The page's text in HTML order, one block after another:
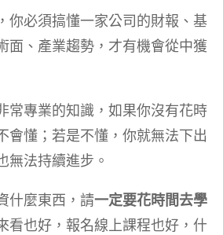
你必須搞懂一家公司的財報、基
面、產業趨勢，才有機會從中獲
常專業的知識，如果你沒有花時
會懂；若是不懂，你就無法下出
無法持續進步。
什麼東西，請一定要花時間去學
看也好，報名線上課程也好，什